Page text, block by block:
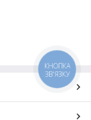
КНОПКА
ЗВ'ЯЗКУ